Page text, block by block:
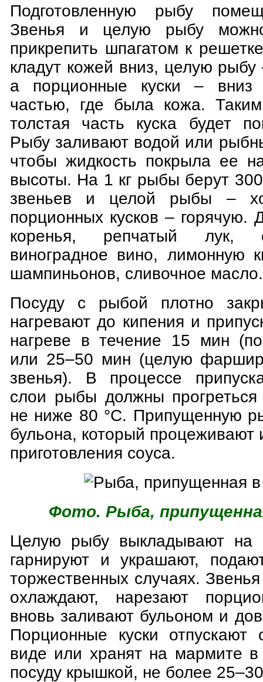
Подготовленную рыбу
Звенья и целую рыбу
прикрепить шпагатом к
кладут кожей вниз, целую
а порционные куски –
частью, где была кожа.
толстая часть куска будет
Рыбу заливают водой или
чтобы жидкость покрыла ее
высоты. На 1 кг рыбы берут
звеньев и целой рыбы –
порционных кусков – горячую.
коренья, репчатый лук,
виноградное вино, лимонную
шампиньонов, сливочное масло.
Посуду с рыбой плотно
нагревают до кипения и
нагреве в течение 15 мин
или 25–50 мин (целую
звенья). В процессе
слои рыбы должны
не ниже 80 °С. Припущенную
бульона, который процеживают
приготовления соуса.
Фото. Рыба,
Целую рыбу выкладывают на
гарнируют и украшают,
торжественных случаях.
охлаждают, нарезают
вновь заливают бульоном и
Порционные куски отпускают
виде или хранят на мармите в
посуду крышкой, не более